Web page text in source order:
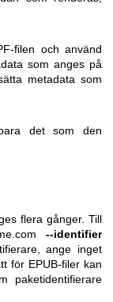
filen och använd
som anges på
metadata som
det som den
flera gånger. Till
--identifier
ange inget
för EPUB-filer kan
paketidentifierare